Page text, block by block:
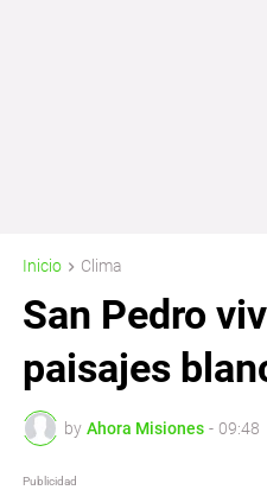
Inicio Clima
San Pedro
paisajes
by Ahora Misiones - 09:48
Publicidad